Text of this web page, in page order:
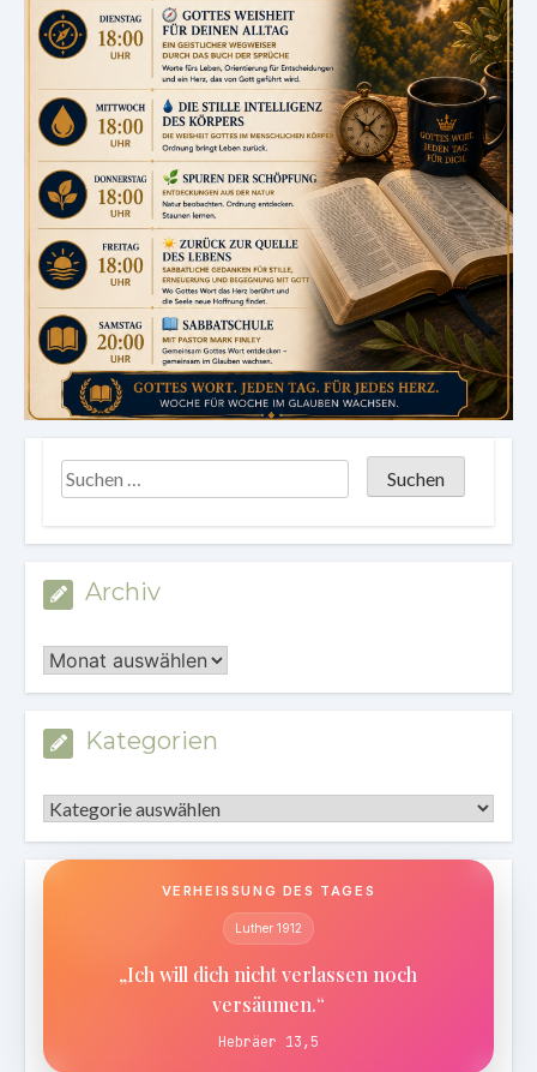
Archiv
Archiv
Kategorien
Kategorien
VERHEISSUNG DES TAGES
Luther 1912
„Ich will dich nicht verlassen noch
versäumen.“
Hebräer 13,5